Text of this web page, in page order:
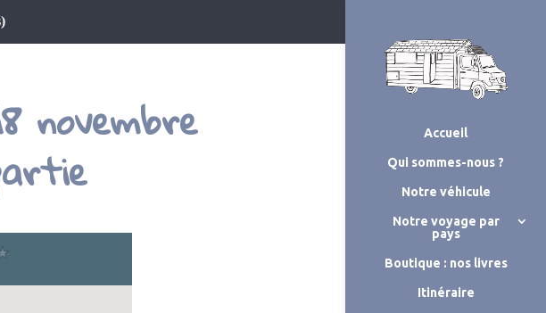
Accueil
Qui sommes-nous ?
Notre véhicule
Notre voyage par
pays
Boutique : nos livres
Itinéraire
novembre